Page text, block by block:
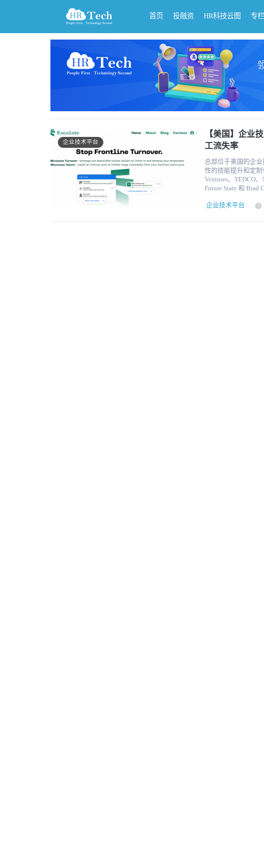
首页 投融资 HR科技云图 专栏
企业技术平台
【美国】企业
工流失率
总部位于美国的企
性的技能提升和定制化支持系统
Ventures、TEDCO、
Future State 和 Brad Collins。 公司打算利用这笔资金扩大运营规模
被忽视的在职员工
提供获得更高工资
企业技术平台